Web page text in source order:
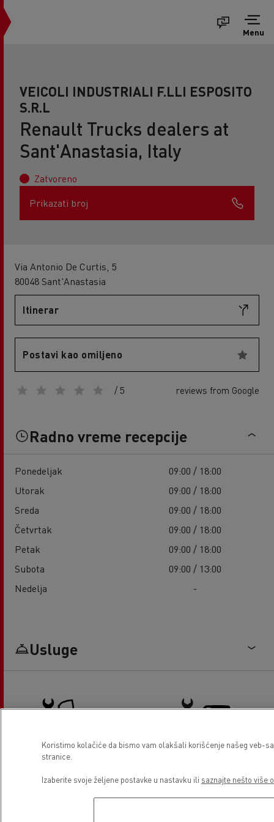
Menu
VEICOLI INDUSTRIALI F.LLI ESPOSITO
S.R.L
Renault Trucks dealers at
Sant'Anastasia, Italy
Zatvoreno
Prikazati broj
Via Antonio De Curtis, 5
80048 Sant'Anastasia
Itinerar
Postavi kao omiljeno
/ 5 reviews from Google
Radno vreme recepcije
Ponedeljak
09:00 / 18:00
Utorak
09:00 / 18:00
Sreda
09:00 / 18:00
Četvrtak
09:00 / 18:00
Petak
09:00 / 18:00
Subota
09:00 / 13:00
Nedelja
-
Usluge
Service and Repair
Koristimo kolačiće da bismo vam olakšali korišćenje našeg veb-
stranice.
Izaberite svoje željene postavke u nastavku ili saznajte nešto više